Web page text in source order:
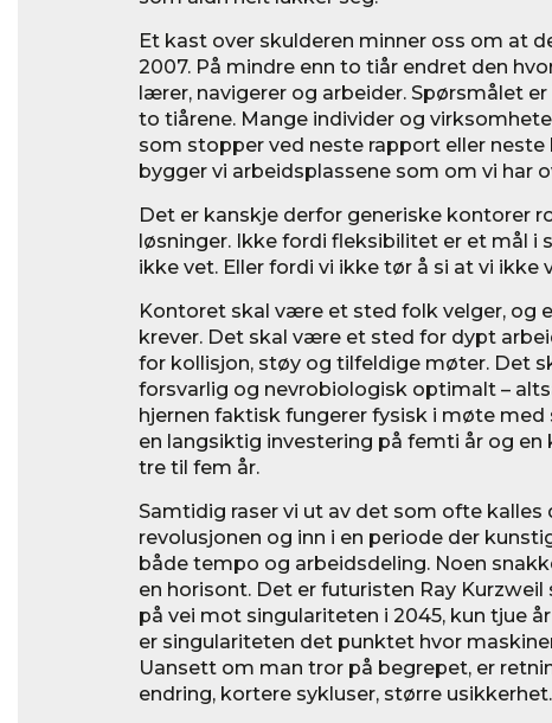
Et kast over skulderen minner oss om at
2007. På mindre enn to tiår endret den
lærer, navigerer og arbeider. Spørsmålet
to tiårene. Mange individer og
som stopper ved neste rapport eller neste
bygger vi arbeidsplassene som om vi har
Det er kanskje derfor generiske kontorer
løsninger. Ikke fordi fleksibilitet er et mål i
ikke vet. Eller fordi vi ikke tør å si at vi ikke
Kontoret skal være et sted folk velger, og
krever. Det skal være et sted for dypt
for kollisjon, støy og tilfeldige møter. Det
forsvarlig og nevrobiologisk optimalt –
hjernen faktisk fungerer fysisk i møte
en langsiktig investering på femti år og
tre til fem år.
Samtidig raser vi ut av det som ofte kalles
revolusjonen og inn i en periode der
både tempo og arbeidsdeling. Noen
en horisont. Det er futuristen Ray
på vei mot singulariteten i 2045, kun tjue
er singulariteten det punktet hvor
Uansett om man tror på begrepet, er
endring, kortere sykluser, større usikkerhet.